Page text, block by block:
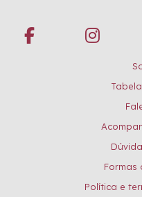
Formas
Política e